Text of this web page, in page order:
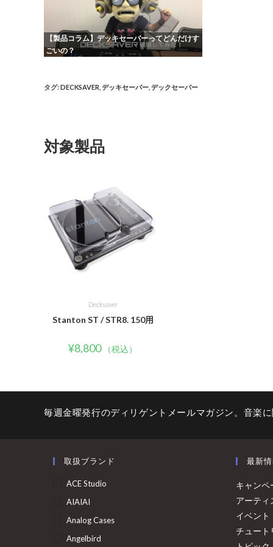
【製品コラム】デッキセーバーってどんだけす
ごいの？
タグ:DECKSAVER デッキセーバー デックセーバー
対象製品
Decksaver
Stanton ST / STR8. 150用
¥8,800 （税込）
毎週金曜発行のディリゲントメールマガジン。音楽
取扱ブランド
ACE Studio
AIAIAI
Analog Cases
Angelbird
最新
キャンペ
アーティ
イベント
チュート